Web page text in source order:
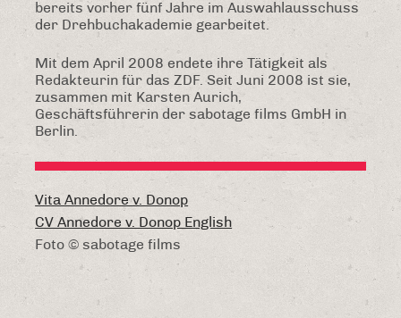
bereits vorher fünf Jahre im Auswahlausschuss
der Drehbuchakademie gearbeitet.
Mit dem April 2008 endete ihre Tätigkeit als
Redakteurin für das ZDF. Seit Juni 2008 ist sie,
zusammen mit Karsten Aurich,
Geschäftsführerin der sabotage films GmbH in
Berlin.
Vita Annedore v. Donop
CV Annedore v. Donop English
Foto © sabotage films